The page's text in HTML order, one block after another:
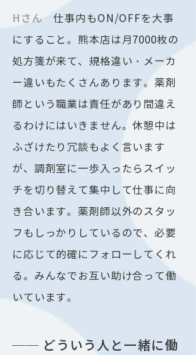
Hさん仕事内もON/OFFを大事
にすること。熊本店は月7000枚の
処方箋が来て、規格違い・メーカ
ー違いもたくさんあります。薬剤
師という職業は責任があり間違え
るわけにはいきません。休憩中は
ふざけたり冗談もよく言います
が、調剤室に一歩入ったらスイッ
チを切り替えて集中して仕事に向
き合います。薬剤師以外のスタッ
フもしっかりしているので、必要
に応じて的確にフォローしてくれ
る。みんなでお互い助け合って働
いています。
── どういう人と一緒に働